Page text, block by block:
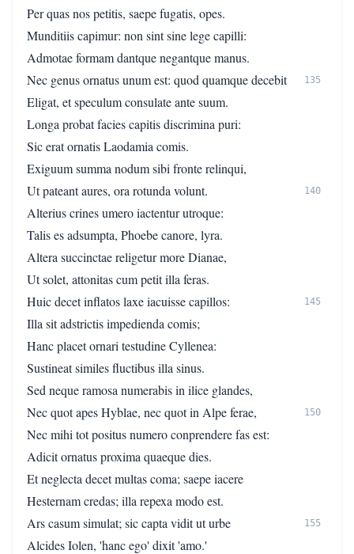
Per quas nos petitis, saepe fugatis, opes.
Munditiis capimur: non sint sine lege capilli:
Admotae formam dantque negantque manus.
Nec genus ornatus unum est: quod quamque decebit
135
Eligat, et speculum consulate ante suum.
Longa probat facies capitis discrimina puri:
Sic erat ornatis Laodamia comis.
Exiguum summa nodum sibi fronte relinqui,
Ut pateant aures, ora rotunda volunt.
140
Alterius crines umero iactentur utroque:
Talis es adsumpta, Phoebe canore, lyra.
Altera succinctae religetur more Dianae,
Ut solet, attonitas cum petit illa feras.
Huic decet inflatos laxe iacuisse capillos:
145
Illa sit adstrictis impedienda comis;
Hanc placet ornari testudine Cyllenea:
Sustineat similes fluctibus illa sinus.
Sed neque ramosa numerabis in ilice glandes,
Nec quot apes Hyblae, nec quot in Alpe ferae,
150
Nec mihi tot positus numero conprendere fas est:
Adicit ornatus proxima quaeque dies.
Et neglecta decet multas coma; saepe iacere
Hesternam credas; illa repexa modo est.
Ars casum simulat; sic capta vidit ut urbe
155
Alcides Iolen, 'hanc ego' dixit 'amo.'